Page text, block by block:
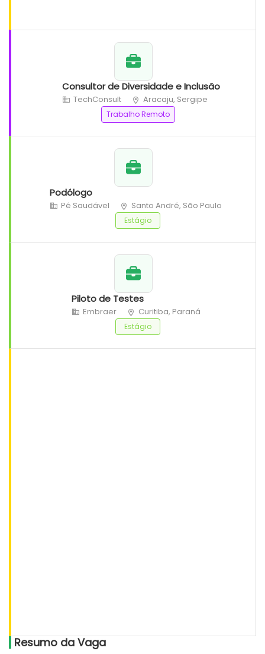
Consultor de Diversidade e Inclusão
TechConsult Aracaju, Sergipe
Trabalho Remoto
Podólogo
Pé Saudável Santo André, São Paulo
Estágio
Piloto de Testes
Embraer Curitiba, Paraná
Estágio
Resumo da Vaga